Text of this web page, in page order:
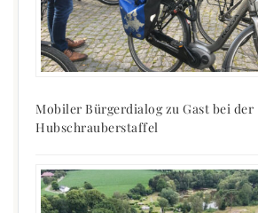
Mobiler Bürgerdialog zu Gast bei der
Hubschrauberstaffel